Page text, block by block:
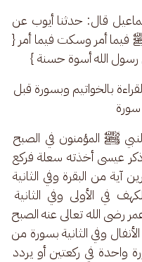
قال: حدثنا أيوب عن
فيما أمر وسكت فيما أمر {
رسول الله أسوة حسنة }
بالخواتيم وبسورة قبل
ﷺ المؤمنون في الصبح
عيسى أخذته سعلة فركع
آية من البقرة وفي الثانية
في الأولى وفي الثانية
الله تعالى عنه الصبح
وفي الثانية بسورة من
واحدة في ركعتين أو يردد